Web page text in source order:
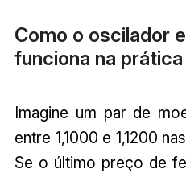
Como o oscilador
funciona na prática
Imagine um par de
entre 1,1000 e 1,1200
Se o último preço de